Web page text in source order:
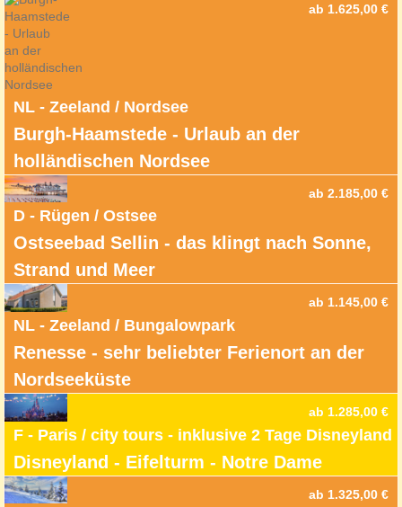
NL - Zeeland / Nordsee
Burgh-Haamstede - Urlaub an der
holländischen Nordsee
ab 1.625,00 €
D - Rügen / Ostsee
Ostseebad Sellin - das klingt nach Sonne,
Strand und Meer
ab 2.185,00 €
NL - Zeeland / Bungalowpark
Renesse - sehr beliebter Ferienort an der
Nordseeküste
ab 1.145,00 €
F - Paris / city tours - inklusive 2 Tage Disneyland
Disneyland - Eifelturm - Notre Dame
ab 1.285,00 €
ab 1.325,00 €